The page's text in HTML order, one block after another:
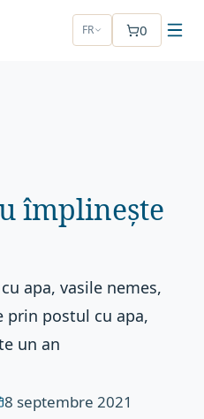
FR 0
împlinește
apa, vasile nemes,
prin postul cu apa,
un an
8 septembre 2021